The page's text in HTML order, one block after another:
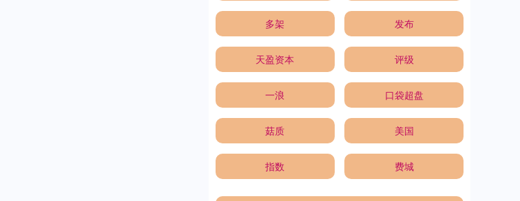
多架 发布
天盈资本 评级
一浪 口袋超盘
菇质 美国
指数 费城